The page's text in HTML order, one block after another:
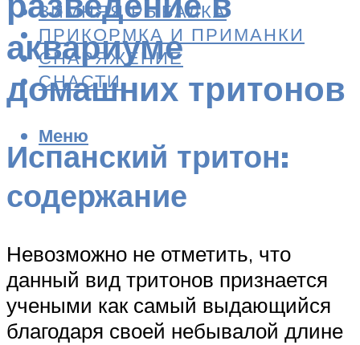
ЗИМНЯЯ РЫБАЛКА
ПРИКОРМКА И ПРИМАНКИ
СНАРЯЖЕНИЕ
СНАСТИ
Меню
аквариуме
домашних тритонов
Испанский тритон:
содержание
Невозможно не отметить, что
данный вид тритонов признается
учеными как самый выдающийся
благодаря своей небывалой длине